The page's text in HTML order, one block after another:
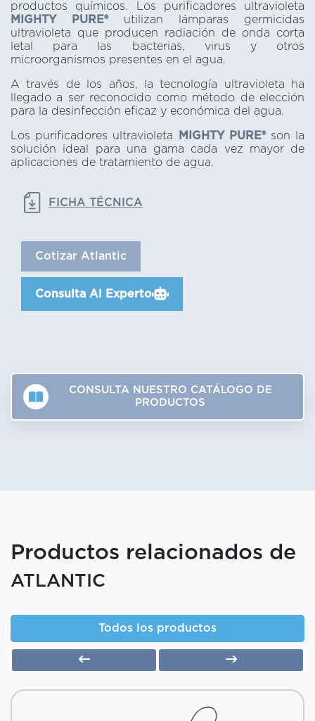
productos químicos. Los purificadores ultravioleta
MIGHTY PURE®utilizan lámparas germicidas
ultravioleta que producen radiación de onda corta
letal para las bacterias, virus y otros
microorganismos presentes en el agua.
A través de los años, la tecnología ultravioleta ha
llegado a ser reconocido como método de elección
para la desinfección eficaz y económica del agua.
Los purificadores ultravioleta MIGHTY PURE®son la
solución ideal para una gama cada vez mayor de
aplicaciones de tratamiento de agua.
FICHA TÉCNICA
Cotizar Atlantic
Consulta Al Experto
CONSULTA NUESTRO CATÁLOGO DE
PRODUCTOS
Productos relacionados de
ATLANTIC
Todos los productos